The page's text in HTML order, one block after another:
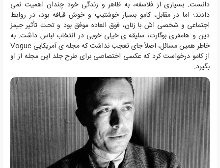
دانست. بسیاری از فلاسفه، به ظاهر و زندگی خود چندان اهمیت نمی
دادند؛ اما در مقابل، کامو بسیار خوشتیپ و خوش قیافه بود، در روابط
اجتماعی و شخصی اش با زنان، فوق العاده موفق بود و تحت تأثیر جیمز
دین و هامفری بوگارت، سلیقه ی خیلی خوبی در انتخاب لباس داشت. به
خاطر همین مسائل، اصلاً جای تعجب نداشت که مجله ی آمریکایی Vogue
از کامو درخواست کرد که عکسی اختصاصی برای طرح جلد این مجله از او
بگیرد.